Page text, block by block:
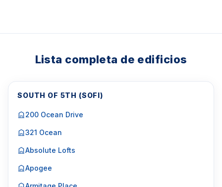
Lista completa de edificios
SOUTH OF 5TH (SOFI)
200 Ocean Drive
321 Ocean
Absolute Lofts
Apogee